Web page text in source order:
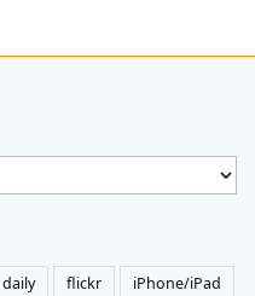
daily flickr
iPhone/iPad